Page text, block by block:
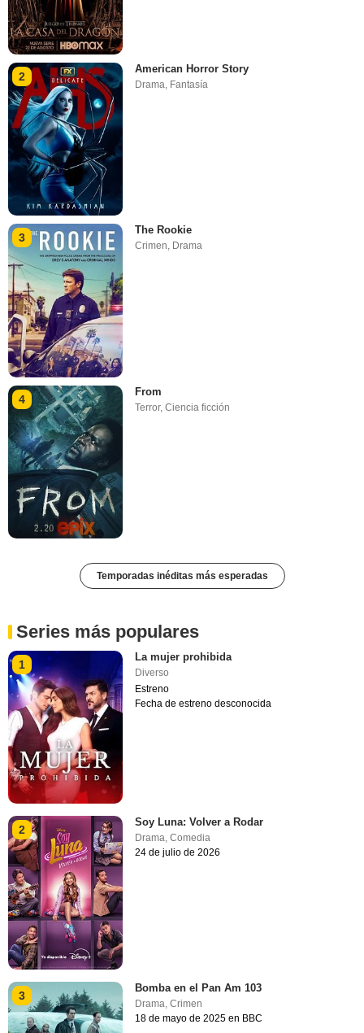
2
American Horror Story
Drama, Fantasía
3
The Rookie
Crimen, Drama
4
From
Terror,Ciencia ficción
Temporadas inéditas más esperadas
Series más populares
1
La mujer prohibida
Diverso
Estreno
Fecha de estreno desconocida
2
Soy Luna: Volver a Rodar
Drama,Comedia
24 de julio de 2026
3
Bomba en el Pan Am 103
Drama ,Crimen
18 de mayo de 2025 en BBC